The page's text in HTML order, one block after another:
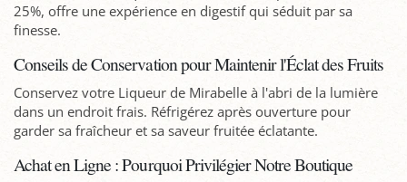
25%, offre une expérience en digestif qui séduit par sa
finesse.
Conseils de Conservation pour Maintenir l'Éclat des Fruits
Conservez votre Liqueur de Mirabelle à l'abri de la lumière
dans un endroit frais. Réfrigérez après ouverture pour
garder sa fraîcheur et sa saveur fruitée éclatante.
Achat en Ligne : Pourquoi Privilégier Notre Boutique